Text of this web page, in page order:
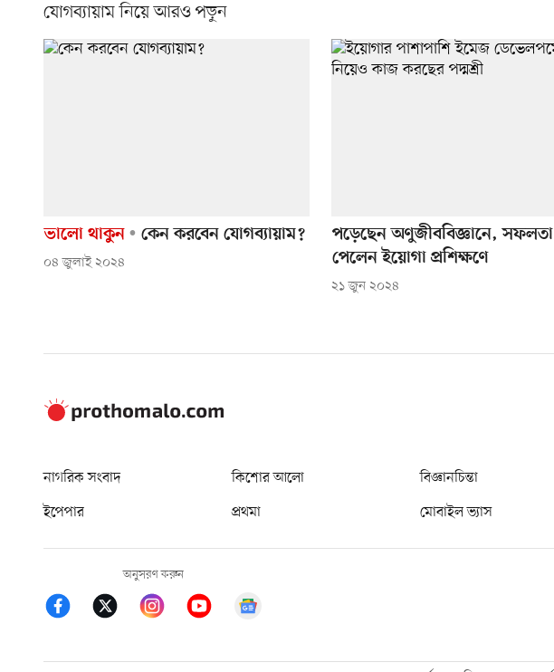
যোগব্যায়াম নিয়ে আরও পড়ুন
ভালো থাকুন কেন করবেন যোগব্যায়াম?
০৪ জুলাই ২০২৪
পড়েছেন অণুজীববিজ্ঞানে, সফলতা
পেলেন ইয়োগা প্রশিক্ষণে
২১ জুন ২০২৪
নাগরিক সংবাদ কিশোর আলো বিজ্ঞানচিন্তা
ইপেপার
প্রথমা মোবাইল ভ্যাস
অনুসরণ করুন